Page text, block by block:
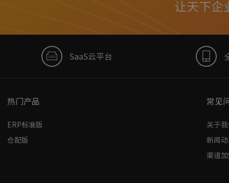
让天下企
SaaS云平台
热门产品
ERP标准版
仓配版
常见
关于
新闻
渠道